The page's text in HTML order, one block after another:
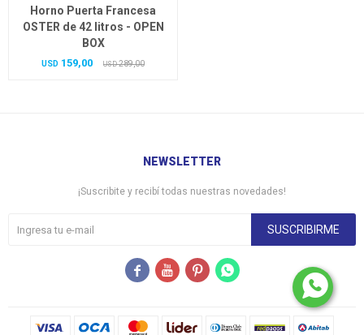
Horno Puerta Francesa
OSTER de 42 litros - OPEN
BOX
USD 159,00 USD 289,00
NEWSLETTER
¡Suscribite y recibí todas nuestras novedades!
SUSCRIBIRME
   